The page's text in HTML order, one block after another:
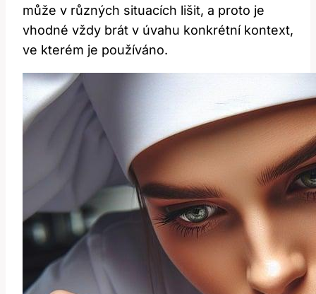
může v různých situacích lišit, a proto je
vhodné vždy brát v úvahu konkrétní kontext,
ve kterém je používáno.